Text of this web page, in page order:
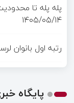
پله پله تا
۱۴۰۵/۰۵/۱۴
رتبه اول بانوان
پایگاه